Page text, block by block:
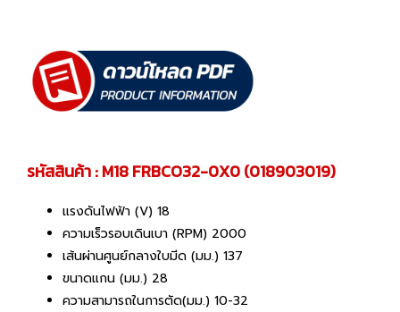
รหัสสินค้า : M18 FRBCO32-0X0 (018903019)
แรงดันไฟฟ้า (V) 18
ความเร็วรอบเดินเบา (RPM) 2000
เส้นผ่านศูนย์กลางใบมีด (มม.) 137
ขนาดแกน (มม.) 28
ความสามารถในการตัด(มม.) 10-32